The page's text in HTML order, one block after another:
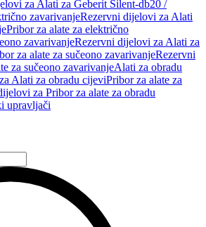
za Alati za Geberit Silent-db20 /
zavarivanjeRezervni dijelovi za Alati
Pribor za alate za električno
zavarivanjeRezervni dijelovi za Alati za
za alate za sučeono zavarivanjeRezervni
za sučeono zavarivanjeAlati za obradu
Alati za obradu cijeviPribor za alate za
za Pribor za alate za obradu
upravljači